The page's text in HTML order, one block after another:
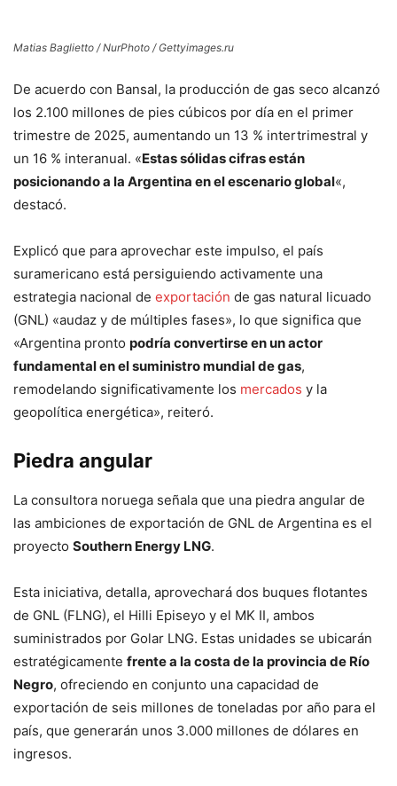
Matias Baglietto / NurPhoto / Gettyimages.ru
De acuerdo con Bansal, la producción de gas seco alcanzó
los 2.100 millones de pies cúbicos por día en el primer
trimestre de 2025, aumentando un 13 % intertrimestral y
un 16 % interanual. «Estas sólidas cifras están
posicionando a la Argentina en el escenario global«,
destacó.
Explicó que para aprovechar este impulso, el país
suramericano está persiguiendo activamente una
estrategia nacional de exportación de gas natural licuado
(GNL) «audaz y de múltiples fases», lo que significa que
«Argentina pronto podría convertirse en un actor
fundamental en el suministro mundial de gas,
remodelando significativamente los mercados y la
geopolítica energética», reiteró.
Piedra angular
La consultora noruega señala que una piedra angular de
las ambiciones de exportación de GNL de Argentina es el
proyecto Southern Energy LNG.
Esta iniciativa, detalla, aprovechará dos buques flotantes
de GNL (FLNG), el Hilli Episeyo y el MK II, ambos
suministrados por Golar LNG. Estas unidades se ubicarán
estratégicamente frente a la costa de la provincia de Río
Negro, ofreciendo en conjunto una capacidad de
exportación de seis millones de toneladas por año para el
país, que generarán unos 3.000 millones de dólares en
ingresos.